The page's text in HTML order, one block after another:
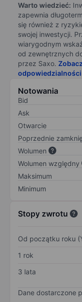
Warto wiedzieć:
zapewnia
się również z
swojej inwestycji.
wiarygodnym
od zewnętrznych
przez Saxo.
Notowania
Bid
Ask
Otwarcie
Poprzednie
Wolumen
Wolumen względny
Maksimum
Minimum
Stopy zwrotu
Od początku roku
1 rok
3 lata
Dane dostarczone